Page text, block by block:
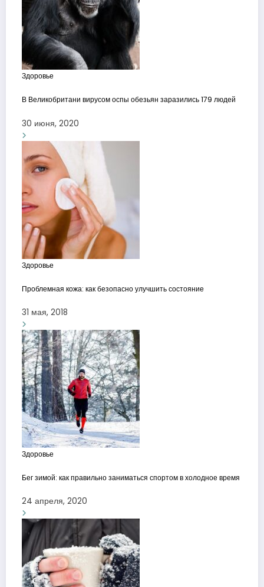
Здоровье
В Великобритани вирусом оспы обезьян заразились 179 людей
30 июня, 2020
Здоровье
Проблемная кожа: как безопасно улучшить состояние
31 мая, 2018
Здоровье
Бег зимой: как правильно заниматься спортом в холодное время
24 апреля, 2020